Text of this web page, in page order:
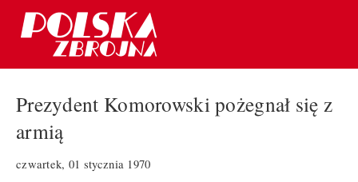
Prezydent Komorowski pożegnał się z
armią
czwartek, 01 stycznia 1970